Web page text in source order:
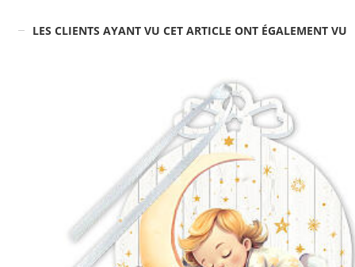
LES CLIENTS AYANT VU CET ARTICLE ONT ÉGALEMENT VU